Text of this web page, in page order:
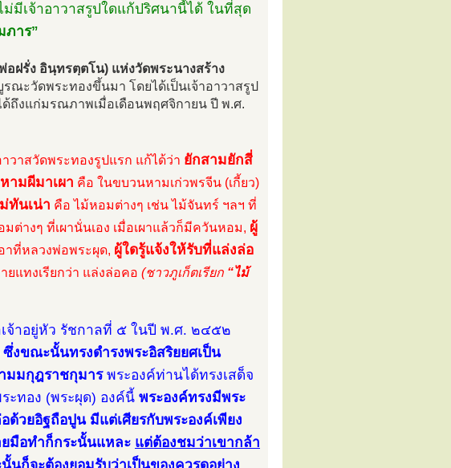
มีเจ้าอาวาสรูปใดแก้ปริศนานี้ได้ ในที่สุด
ภาร”
ฝรั่ง อินฺทรตฺตโน) แห่งวัดพระนางสร้าง
ณะวัดพระทองขึ้นมา โดยได้เป็นเจ้าอาวาสรูป
ถึงแก่มรณภาพเมื่อเดือนพฤศจิกายน ปี พ.ศ.
วาสวัดพระทองรูปแรก แก้ได้ว่า ยักสามยักสี่
หามผีมาเผา คือ ในขบวนหามเก่วพรจีน (เกี้ยว)
ทันเน่า คือ ไม้หอมต่างๆ เช่น ไม้จันทร์ ฯลฯ ที่
ต่างๆ ที่เผานั่นเอง เมื่อเผาแล้วก็มีควันหอม, ผู้
าที่หลวงพ่อพระผุด, ผู้ใดรู้แจ้งให้รับที่แล่งล่อ
ยแทงเรียกว่า แล่งล่อคอ (ชาวภูเก็ตเรียก “ไม้
จ้าอยู่หัว รัชกาลที่ ๕ ในปี พ.ศ. ๒๔๕๒
งขณะนั้นทรงดำรงพระอิสริยยศเป็น
มมกุฎราชกุมารพระองค์ท่านได้ทรงเสด็จ
ะทอง (พระผุด) องค์นี้ พระองค์ทรงมีพระ
วยอิฐถือปูน มีแต่เศียรกับพระองค์เพียง
มือทำก็กระนั้นแหละ แต่ต้องชมว่าเขากล้า
ก็จะต้องยอมรับว่าเป็นของควรดูอย่าง